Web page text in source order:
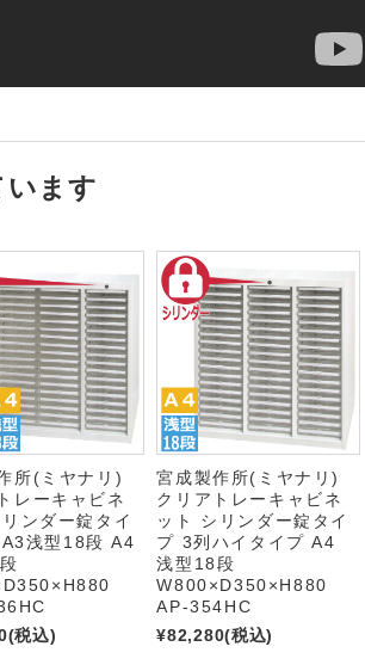
います
所(ミヤナリ)
レーキャビネ
ンダー錠タイ
浅型18段 A4
(税込)
宮成製作所(ミヤナリ)
クリアトレーキャビネ
ット シリンダー錠タイ
プ 3列ハイタイプ A4
浅型18段
W800×D350×H880
AP-354HC
¥82,280(税込)